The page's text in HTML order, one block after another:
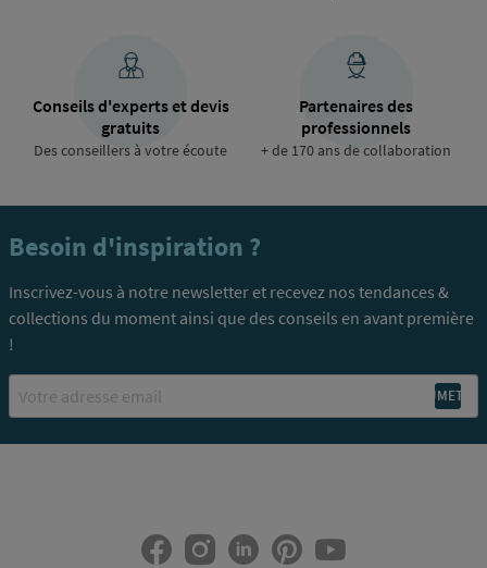
Conseils d'experts et devis
gratuits
Des conseillers à votre écoute
Partenaires des
professionnels
+ de 170 ans de collaboration
Besoin d'inspiration ?
Inscrivez-vous à notre newsletter et recevez nos tendances &
collections du moment ainsi que des conseils en avant première
!